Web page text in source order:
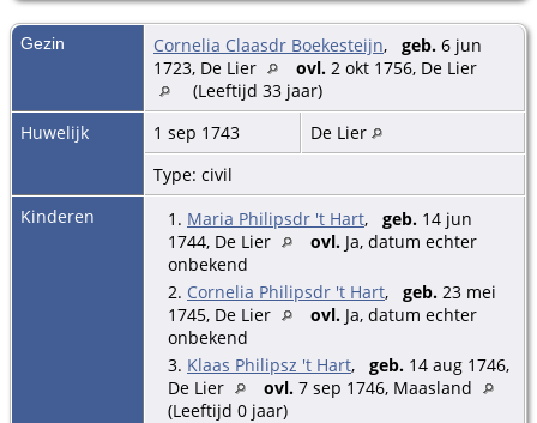
Gezin Cornelia Claasdr Boekesteijn, geb. 6 jun
1723, De Lier
ovl. 2 okt 1756, De Lier
(Leeftijd 33 jaar)
Huwelijk
1 sep 1743
De Lier
Type: civil
Kinderen
1. Maria Philipsdr 't Hart, geb. 14 jun
1744, De Lier
ovl. Ja, datum echter
onbekend
2. Cornelia Philipsdr 't Hart, geb. 23 mei
1745, De Lier
ovl. Ja, datum echter
onbekend
3. Klaas Philipsz 't Hart, geb. 14 aug 1746,
De Lier
ovl. 7 sep 1746, Maasland
(Leeftijd 0 jaar)